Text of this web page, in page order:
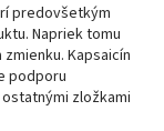
predovšetkým
Napriek tomu
Kapsaicín
podporu
zložkami